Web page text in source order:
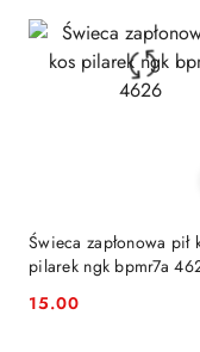
Świeca zapłonowa pił
pilarek ngk bpmr7a
Cena:
15.00